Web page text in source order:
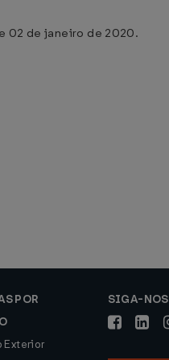
02 de janeiro de 2020.
POR
Exterior
SIGA-NOS